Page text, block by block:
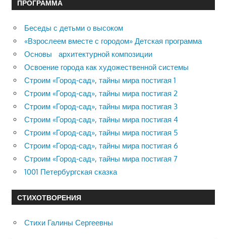
ПРОГРАММА
Беседы с детьми о высоком
«Взрослеем вместе с городом» Детская программа
Основы архитектурной композиции
Освоение города как художественной системы
Строим «Город-сад», тайны мира постигая 1
Строим «Город-сад», тайны мира постигая 2
Строим «Город-сад», тайны мира постигая 3
Строим «Город-сад», тайны мира постигая 4
Строим «Город-сад», тайны мира постигая 5
Строим «Город-сад», тайны мира постигая 6
Строим «Город-сад», тайны мира постигая 7
1001 Петербургская сказка
СТИХОТВОРЕНИЯ
Стихи Галины Сергеевны